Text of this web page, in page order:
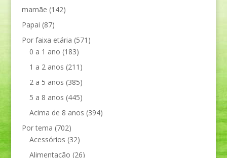
mamãe (142)
Papai (87)
Por faixa etária (571)
0 a 1 ano (183)
1 a 2 anos (211)
2 a 5 anos (385)
5 a 8 anos (445)
Acima de 8 anos (394)
Por tema (702)
Acessórios (32)
Alimentação (26)